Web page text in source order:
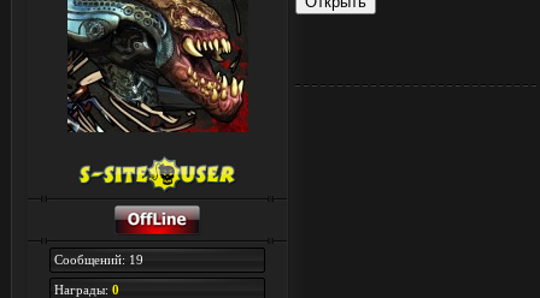
Сообщений: 19
Награды: 0